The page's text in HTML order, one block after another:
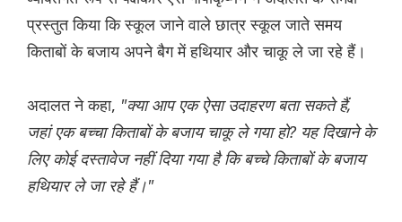
प्रस्तुत किया कि स्कूल जाने वाले छात्र स्कूल जाते समय
किताबों के बजाय अपने बैग में हथियार और चाकू ले जा रहे हैं।
अदालत ने कहा, "क्या आप एक ऐसा उदाहरण बता सकते हैं,
जहां एक बच्चा किताबों के बजाय चाकू ले गया हो? यह दिखाने के
लिए कोई दस्तावेज नहीं दिया गया है कि बच्चे किताबों के बजाय
हथियार ले जा रहे हैं।"